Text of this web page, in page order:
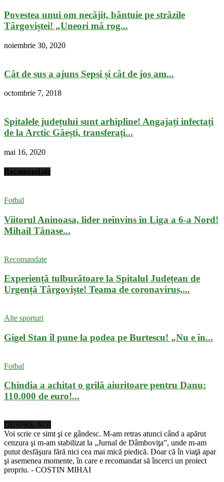
Povestea unui om necăjit, bântuie pe străzile
Târgoviștei! „Uneori mă rog...
noiembrie 30, 2020
Cât de sus a ajuns Sepsi și cât de jos am...
octombrie 7, 2018
Spitalele județului sunt arhipline! Angajați infectați
de la Arctic Găești, transferați...
mai 16, 2020
Recomandate
Fotbal
Viitorul Aninoasa, lider neînvins în Liga a 6-a Nord!
Mihail Tănase...
Recomandate
Experiență tulburătoare la Spitalul Județean de
Urgență Târgoviște! Teama de coronavirus,...
Alte sporturi
Gigel Stan îl pune la podea pe Burtescu! „Nu e în...
Fotbal
Chindia a achitat o grilă aiuritoare pentru Danu:
110.000 de euro!...
DESPRE NOI
Voi scrie ce simt şi ce gândesc. M-am retras atunci când a apărut
cenzura şi m-am stabilizat la „Jurnal de Dâmboviţa”, unde m-am
putut desfăşura fără nici cea mai mică piedică. Doar că în viaţă apar
şi asemenea momente, în care e recomandat să încerci un proiect
propriu. - COSTIN MIHAI